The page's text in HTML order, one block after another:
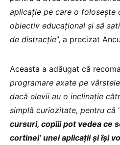
aplicație pe care o folosește
obiectiv educațional și să
de distracție”, a precizat
Aceasta a adăugat că
programare axate pe
dacă elevii au o inclinație
simplă curiozitate, pentru că
cursuri, copiii pot vedea ce
cortinei’ unei aplicații și își